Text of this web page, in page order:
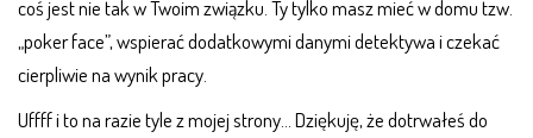
coś jest nie tak w Twoim związku. Ty tylko masz mieć w domu tzw.
„poker face”, wspierać dodatkowymi danymi detektywa i czekać
cierpliwie na wynik pracy.
Uffff i to na razie tyle z mojej strony… Dziękuję, że dotrwałeś do